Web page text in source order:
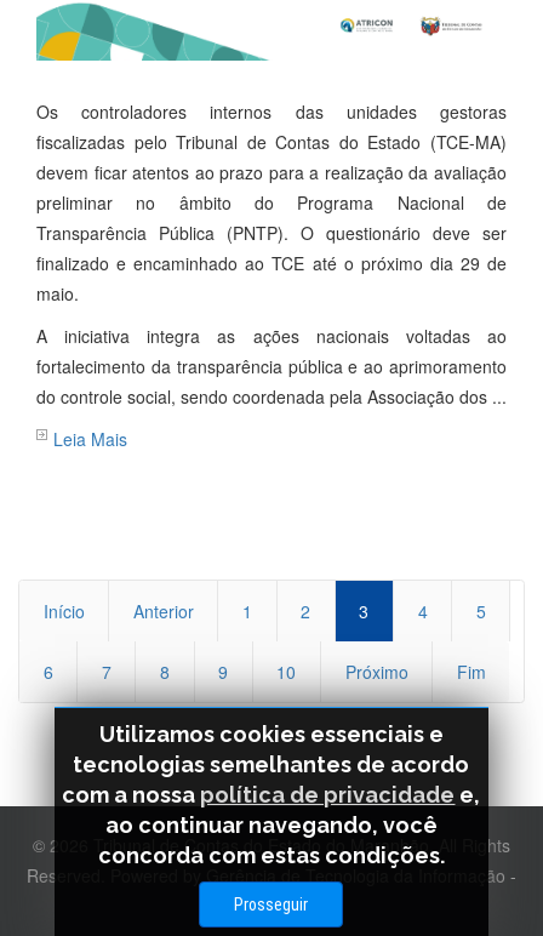
Os controladores internos das unidades gestoras
fiscalizadas pelo Tribunal de Contas do Estado (TCE-MA)
devem ficar atentos ao prazo para a realização da avaliação
preliminar no âmbito do Programa Nacional de
Transparência Pública (PNTP). O questionário deve ser
finalizado e encaminhado ao TCE até o próximo dia 29 de
maio.
A iniciativa integra as ações nacionais voltadas ao
fortalecimento da transparência pública e ao aprimoramento
do controle social, sendo coordenada pela Associação dos ...
Leia Mais
Início Anterior 1 2 3 4 5
6 7 8 9 10 Próximo Fim
Utilizamos cookies essenciais e
tecnologias semelhantes de acordo
com a nossa política de privacidade e,
ao continuar navegando, você
concorda com estas condições.
Prosseguir
© 2026 Tribunal de Contas do Estado do Maranhão. All Rights
Reserved. Powered by Gerência de Tecnologia da Informação -
GETEC